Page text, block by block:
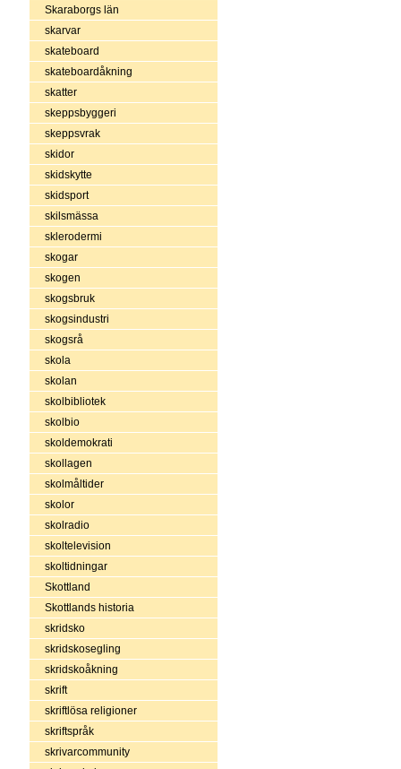
Skaraborgs län
skarvar
skateboard
skateboardåkning
skatter
skeppsbyggeri
skeppsvrak
skidor
skidskytte
skidsport
skilsmässa
sklerodermi
skogar
skogen
skogsbruk
skogsindustri
skogsrå
skola
skolan
skolbibliotek
skolbio
skoldemokrati
skollagen
skolmåltider
skolor
skolradio
skoltelevision
skoltidningar
Skottland
Skottlands historia
skridsko
skridskosegling
skridskoåkning
skrift
skriftlösa religioner
skriftspråk
skrivarcommunity